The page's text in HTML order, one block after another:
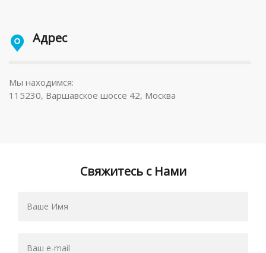
Адрес
Мы находимся:
115230, Варшавское шоссе 42, Москва
Свяжитесь с Нами